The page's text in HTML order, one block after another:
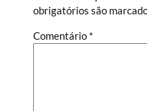
obrigatórios são
Comentário *